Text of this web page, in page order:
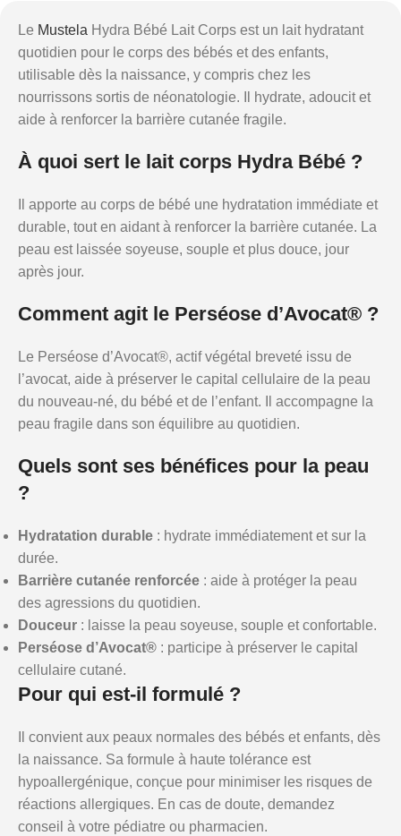
Le Mustela Hydra Bébé Lait Corps est un lait hydratant
quotidien pour le corps des bébés et des enfants,
utilisable dès la naissance, y compris chez les
nourrissons sortis de néonatologie. Il hydrate, adoucit et
aide à renforcer la barrière cutanée fragile.
À quoi sert le lait corps Hydra Bébé ?
Il apporte au corps de bébé une hydratation immédiate et
durable, tout en aidant à renforcer la barrière cutanée. La
peau est laissée soyeuse, souple et plus douce, jour
après jour.
Comment agit le Perséose d’Avocat® ?
Le Perséose d’Avocat®, actif végétal breveté issu de
l’avocat, aide à préserver le capital cellulaire de la peau
du nouveau-né, du bébé et de l’enfant. Il accompagne la
peau fragile dans son équilibre au quotidien.
Quels sont ses bénéfices pour la peau
?
Hydratation durable : hydrate immédiatement et sur la
durée.
Barrière cutanée renforcée : aide à protéger la peau
des agressions du quotidien.
Douceur : laisse la peau soyeuse, souple et confortable.
Perséose d’Avocat® : participe à préserver le capital
cellulaire cutané.
Pour qui est-il formulé ?
Il convient aux peaux normales des bébés et enfants, dès
la naissance. Sa formule à haute tolérance est
hypoallergénique, conçue pour minimiser les risques de
réactions allergiques. En cas de doute, demandez
conseil à votre pédiatre ou pharmacien.